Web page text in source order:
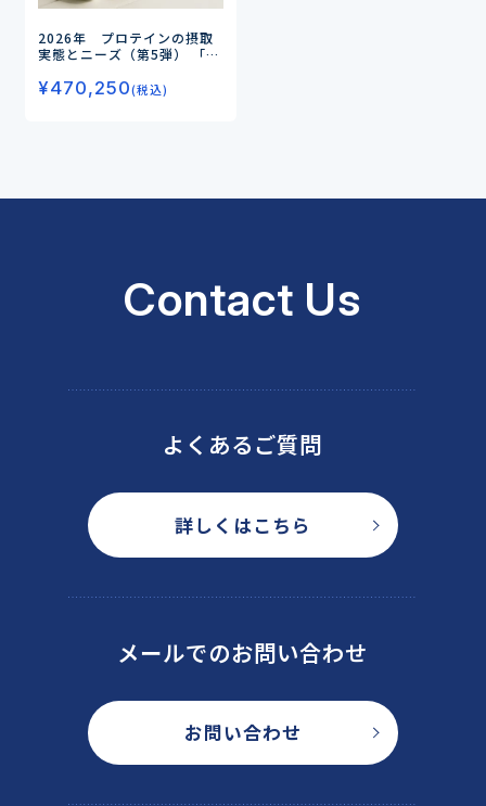
2026年 プロテインの摂取
実態とニーズ（第5弾）
「筋
「目的別に選ぶ健康ソリュー
ション」へ
ー広がる期待価
¥470,250(税込)
Contact Us
よくあるご質問
詳しくはこちら
メールでのお問い合わせ
お問い合わせ